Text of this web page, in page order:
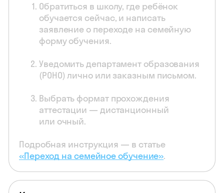
Обратиться в школу, где ребёнок
обучается сейчас, и написать
заявление о переходе на семейную
форму обучения.
Уведомить департамент образования
(РОНО) лично или заказным письмом.
Выбрать формат прохождения
аттестации — дистанционный
или очный.
Подробная инструкция — в статье
«Переход на семейное обучение».